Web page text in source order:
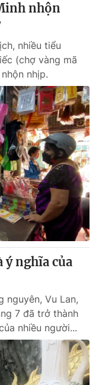
bằng AI
số 483/GP-BTTTT
Quốc Thắng,
355 932
nhộn
nhiều tiểu
(chợ vàng mã
nhịp.
ý nghĩa của
nguyên, Vu Lan,
7 đã trở thành
nhiều người...